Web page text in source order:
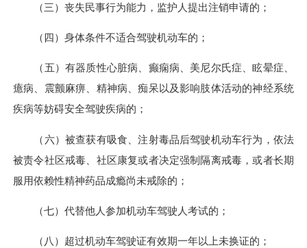
（三）丧失民事行为能力，监护人提出注销申请的；
（四）身体条件不适合驾驶机动车的；
（五）有器质性心脏病、癫痫病、美尼尔氏症、眩晕症、
癔病、震颤麻痹、精神病、痴呆以及影响肢体活动的神经系统
疾病等妨碍安全驾驶疾病的；
（六）被查获有吸食、注射毒品后驾驶机动车行为，依法
被责令社区戒毒、社区康复或者决定强制隔离戒毒，或者长期
服用依赖性精神药品成瘾尚未戒除的；
（七）代替他人参加机动车驾驶人考试的；
（八）超过机动车驾驶证有效期一年以上未换证的；